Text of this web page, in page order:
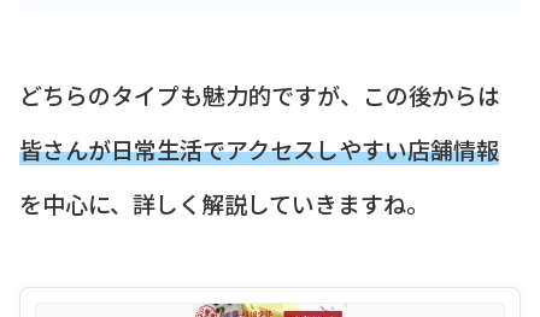
どちらのタイプも魅力的ですが、この後からは
皆さんが日常生活でアクセスしやすい店舗情報
を中心に、詳しく解説していきますね。